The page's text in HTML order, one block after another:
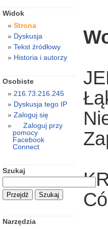
Widok
Strona
Dyskusja
Tekst źródłowy
Historia i autorzy
Osobiste
216.73.216.245
Dyskusja tego IP
Zaloguj się
Zaloguj przy
pomocy
Facebook
Connect
Szukaj
Narzędzia